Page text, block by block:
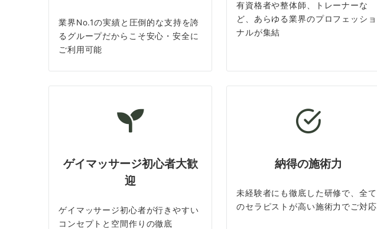
業界No.1の実績と圧倒的な支持を誇
るグループだからこそ安心・安全に
ご利用可能
有資格者や整体師、トレーナーな
ど、あらゆる業界のプロフェッショ
ナルが集結
ゲイマッサージ初心者大歓
迎
ゲイマッサージ初心者が行きやすい
コンセプトと空間作りの徹底
納得の施術力
未経験者にも徹底した研修で、全て
のセラピストが高い施術力でご対応